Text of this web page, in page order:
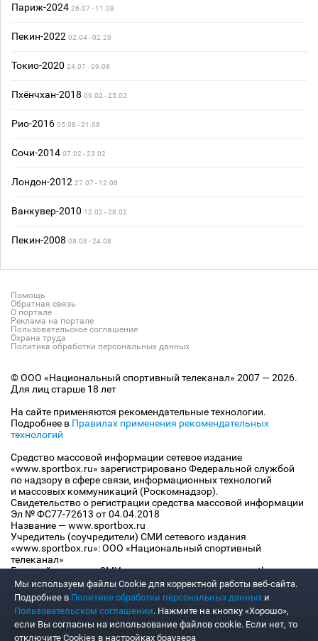
Париж-2024 26.07 - 11.08
Пекин-2022 02.04 - 02.20
Токио-2020 24.07 - 09.08
Пхёнчхан-2018 09.02 - 25.02
Рио-2016 05.08 - 21.08
Сочи-2014 07.02 - 23.02
Лондон-2012 27.07 - 12.08
Ванкувер-2010 12.02 - 28.02
Пекин-2008 08.08 - 24.08
Помощь
Обратная связь
О портале
Реклама на портале
Пользовательское соглашение
Охрана труда
Политика обработки персональных данных
© ООО «Национальный спортивный телеканал» 2007 — 2026.
Для лиц старше 18 лет
На сайте применяются рекомендательные технологии.
Подробнее в Правилах применения рекомендательных
технологий
Средство массовой информации сетевое издание
«www.sportbox.ru» зарегистрировано Федеральной службой
по надзору в сфере связи, информационных технологий
и массовых коммуникаций (Роскомнадзор).
Свидетельство о регистрации средства массовой информации
Эл № ФС77-72613 от 04.04.2018
Название — www.sportbox.ru
Учредитель (соучредители) СМИ сетевого издания
«www.sportbox.ru»: ООО «Национальный спортивный
телеканал»
Главный редактор СМИ сетевого издания «www.sportbox.ru»:
Конов В.А.
Номер телефона редакции СМИ сетевого издания
«www.sportbox.ru»: +7 (495) 653 8419
Адрес электронной почты редакции СМИ сетевого издания
«www.sportbox.ru»: editor@sportbox.ru
Мы используем файлы Сookie для корректной работы веб-сайта.
Подробнее в Политике обработки персональных данных и
Пользовательском соглашении. Нажмите на кнопку «Хорошо»,
если Вы согласны на использование файлов cookie. Если нет, то
отключите Cookies в настройках браузера